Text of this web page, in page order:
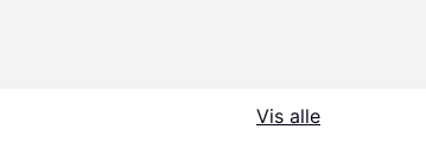
Vis alle